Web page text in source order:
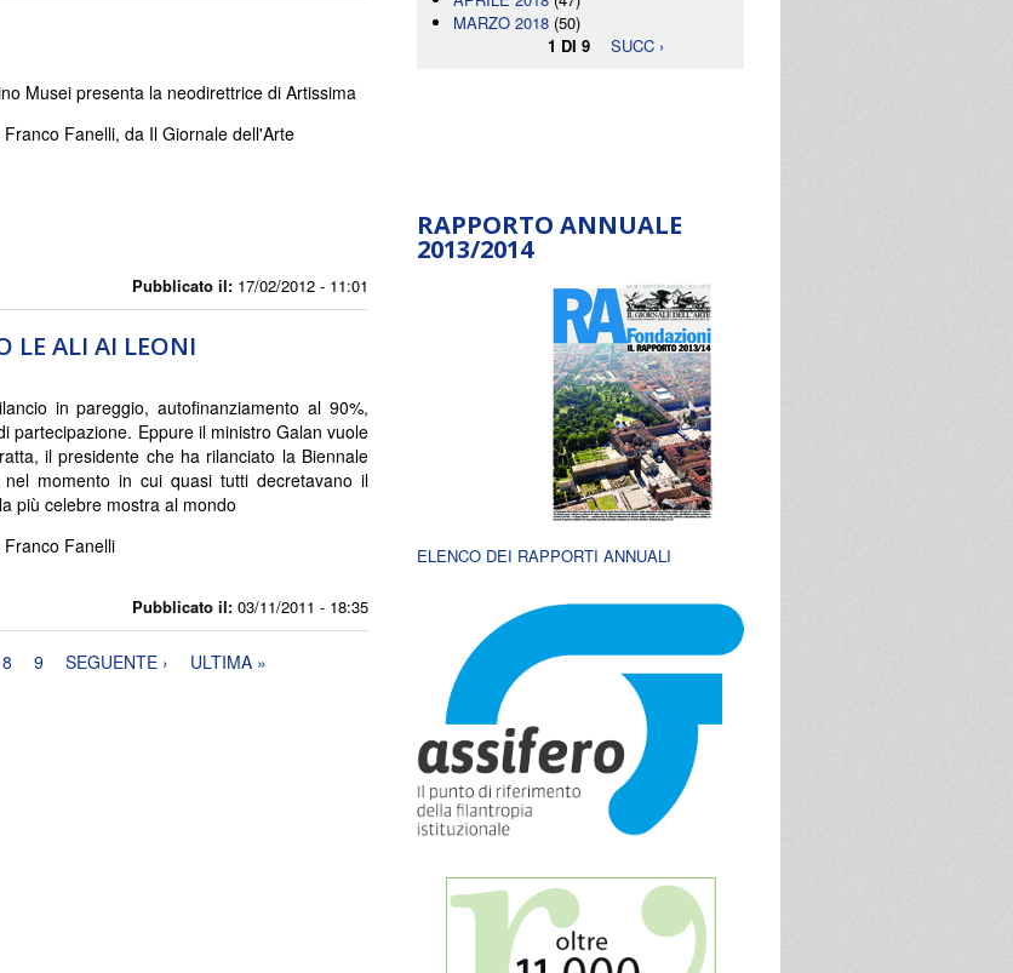
Pubblicato il: 17/02/2012 - 11:01
Musei presenta la neodirettrice di Artissima
Franco Fanelli, da Il Giornale dell'Arte
LE ALI AI LEONI
Pubblicato il: 03/11/2011 - 18:35
in pareggio, autofinanziamento al 90%,
partecipazione. Eppure il ministro Galan vuole
il presidente che ha rilanciato la Biennale
momento in cui quasi tutti decretavano il
più celebre mostra al mondo
Franco Fanelli
8 9 SEGUENTE › ULTIMA »
MARZO 2018 (50)
1 DI 9
SUCC ›
RAPPORTO ANNUALE
2013/2014
ELENCO DEI RAPPORTI ANNUALI